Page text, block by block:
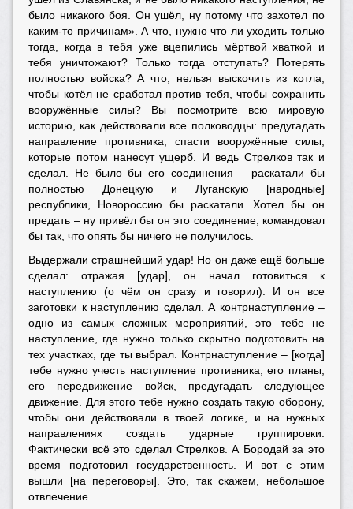
было никакого боя. Он ушёл, ну потому что захотел по
каким-то причинам». А что, нужно что ли уходить только
тогда, когда в тебя уже вцепились мёртвой хваткой и
тебя уничтожают? Только тогда отступать? Потерять
полностью войска? А что, нельзя выскочить из котла,
чтобы котёл не сработал против тебя, чтобы сохранить
вооружённые силы? Вы посмотрите всю мировую
историю, как действовали все полководцы: предугадать
направление противника, спасти вооружённые силы,
которые потом нанесут ущерб. И ведь Стрелков так и
сделал. Не было бы его соединения – раскатали бы
полностью Донецкую и Луганскую [народные]
республики, Новороссию бы раскатали. Хотел бы он
предать – ну привёл бы он это соединение, командовал
бы так, что опять бы ничего не получилось.
Выдержали страшнейший удар! Но он даже ещё больше
сделал: отражая [удар], он начал готовиться к
наступлению (о чём он сразу и говорил). И он все
заготовки к наступлению сделал. А контрнаступление –
одно из самых сложных мероприятий, это тебе не
наступление, где нужно только скрытно подготовить на
тех участках, где ты выбрал. Контрнаступление – [когда]
тебе нужно учесть наступление противника, его планы,
его передвижение войск, предугадать следующее
движение. Для этого тебе нужно создать такую оборону,
чтобы они действовали в твоей логике, и на нужных
направлениях создать ударные группировки.
Фактически всё это сделал Стрелков. А Бородай за это
время подготовил государственность. И вот с этим
вышли [на переговоры]. Это, так скажем, небольшое
отвлечение.